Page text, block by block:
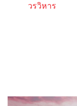
วรวิหาร